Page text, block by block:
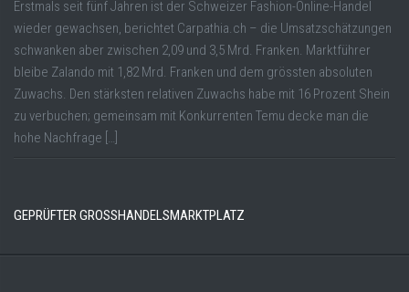
Erstmals seit fünf Jahren ist der Schweizer Fashion-Online-Handel
wieder gewachsen, berichtet Carpathia.ch – die Umsatzschätzungen
schwanken aber zwischen 2,09 und 3,5 Mrd. Franken. Marktführer
bleibe Zalando mit 1,82 Mrd. Franken und dem grössten absoluten
Zuwachs. Den stärksten relativen Zuwachs habe mit 16 Prozent Shein
zu verbuchen; gemeinsam mit Konkurrenten Temu decke man die
hohe Nachfrage […]
GEPRÜFTER GROSSHANDELSMARKTPLATZ